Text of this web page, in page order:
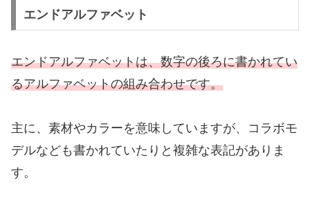
エンドアルファベット
エンドアルファベットは、数字の後ろに書かれてい
るアルファベットの組み合わせです。
主に、素材やカラーを意味していますが、コラボモ
デルなども書かれていたりと複雑な表記がありま
す。